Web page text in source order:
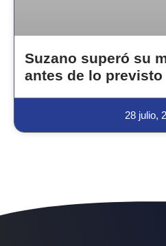
Suzano superó su
antes de lo previsto
28 julio,